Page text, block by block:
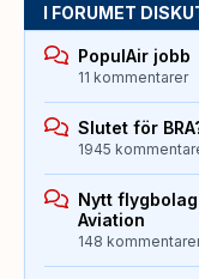
I FORUMET
PopulAir jobb
11 kommentarer
Slutet för
1945
Nytt
Aviation
148